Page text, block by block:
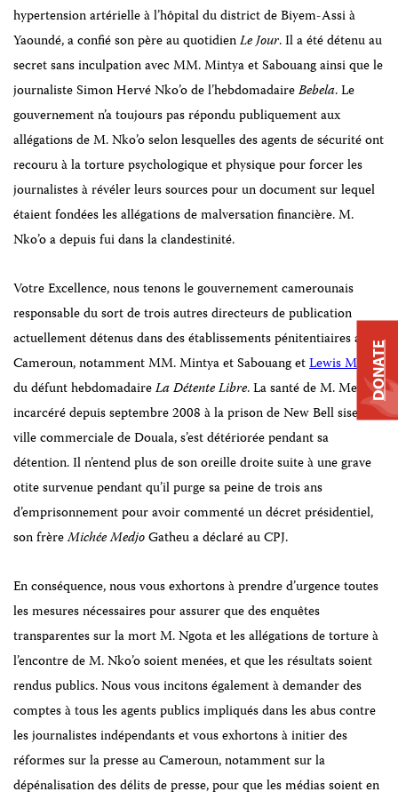
hypertension artérielle à l’hôpital du district de Biyem-Assi à
Yaoundé, a confié son père au quotidienLe Jour. Il a été détenu au
secret sans inculpation avec MM. Mintya et Sabouang ainsi que le
journaliste Simon Hervé Nko’ode l’hebdomadaireBebela. Le
gouvernement n’a toujours pas répondu publiquement aux
allégations de M. Nko’o selon lesquelles des agents de sécurité ont
recouru à la torture psychologique et physique pour forcer les
journalistes à révéler leurs sources pour undocument sur lequel
étaient fondées les allégations de malversation financière.M.
Nko’o a depuis fui dans la clandestinité.
Votre Excellence, nous tenons le gouvernement camerounais
responsable du sort de trois autres directeurs de publication
actuellement détenus dans des établissements pénitentiaires au
Cameroun, notamment MM. Mintya et Sabouang etLewis Medjo
du défunt hebdomadaireLa Détente Libre. La santé de M. Medjo,
incarcéré depuis septembre 2008 à la prison de New Bell sise à la
ville commerciale de Douala, s’est détériorée pendant sa
détention. Il n’entend plus de sonoreille droite suite à une grave
otite survenue pendant qu’il purge sa peine de trois ans
d’emprisonnement pour avoir commenté un décret présidentiel,
son frèreMichée MedjoGatheua déclaré au CPJ.
En conséquence, nous vous exhortons à prendre d’urgence toutes
les mesures nécessaires pour assurer que des enquêtes
transparentes sur la mort M. Ngota et les allégations de torture à
l’encontre de M. Nko’o soient menées, et que les résultats soient
rendus publics. Nous vous incitons également à demander des
comptes à tous les agents publics impliqués dans les abus contre
les journalistes indépendants et vous exhortons à initierdes
réformes sur la presse auCameroun, notamment sur la
dépénalisation des délits de presse, pour que les médias soient en
DONATE